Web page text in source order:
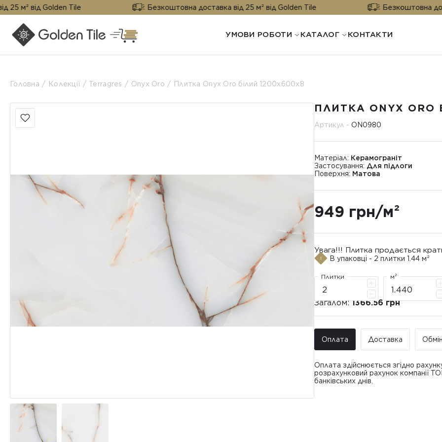
Golden Tile Безкоштовна доставка від 25 м² від Golden Tile Безкоштовна доставка
УМОВИ РОБОТИ КАТАЛОГ КОНТАКТИ
Головна Колекції Terragres Onyx Oro Плитка Onyx Oro білий 1200х600х8
ПЛИТКА ONYX ORO
Артикул -ON0980
Матеріал: Керамограніт
Застосування: Для підлоги
Поверхня: Матова
949 грн/м²
Увага!!! Плитка продається
В упаковці - 2 плитки 1.44 м²
Плитки м²
Загалом:1366.56 грн
Оплата Доставка Обмін
Оплата здійснюється згідно
розрахунковий рахунок компанії
банківських днів.